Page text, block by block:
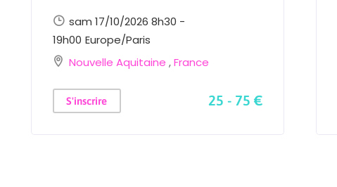
sam 17/10/2026 8h30 -
19h00 Europe/Paris
Nouvelle Aquitaine ,France
S'inscrire 25 - 75 €